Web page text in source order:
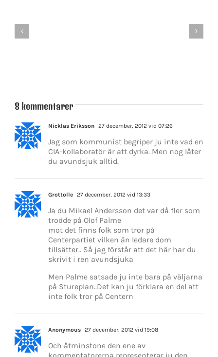
8 kommentarer
Nicklas Eriksson 27 december, 2012 vid 07:26
Jag som kommunist begriper ju inte vad en
CIA-kollaboratör är att dyrka. Men nog låter
du avundsjuk alltid.
Grottolle 27 december, 2012 vid 13:33
Ja du Mikael Andersson det var då fler som
trodde på Olof Palme
mot det finns folk som tror på
Centerpartiet vilken än ledare dom
tillsätter.. Så jag förstår att det här har du
skrivit i ren avundsjuka
Men Palme satsade ju inte bara på väljarna
på Stureplan..Det kan ju förklara en del att
inte folk tror på Centern
Anonymous 27 december, 2012 vid 19:08
Och åtminstone den ene av